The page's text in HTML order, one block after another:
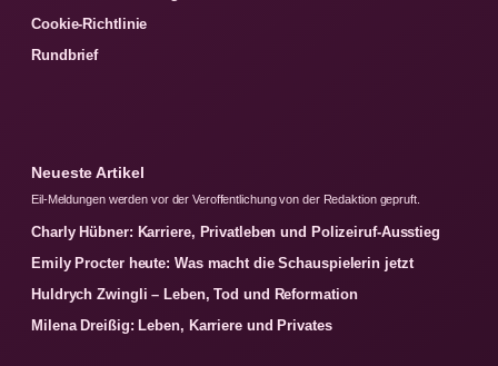
Cookie-Richtlinie
Rundbrief
Neueste Artikel
Eil-Meldungen werden vor der Veroffentlichung von der Redaktion gepruft.
Charly Hübner: Karriere, Privatleben und Polizeiruf-Ausstieg
Emily Procter heute: Was macht die Schauspielerin jetzt
Huldrych Zwingli – Leben, Tod und Reformation
Milena Dreißig: Leben, Karriere und Privates